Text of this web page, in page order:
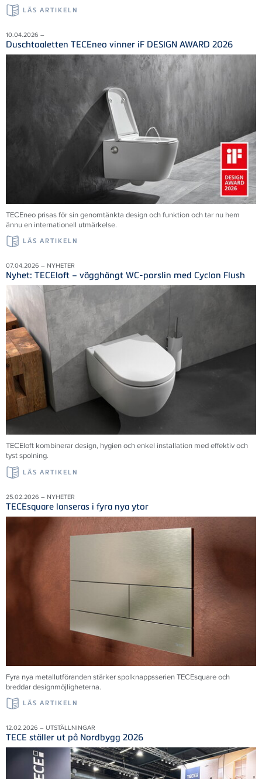
LÄS ARTIKELN
10.04.2026 –
Duschtoaletten TECEneo vinner iF DESIGN AWARD 2026
TECEneo prisas för sin genomtänkta design och funktion och tar nu hem
ännu en internationell utmärkelse.
LÄS ARTIKELN
07.04.2026 – NYHETER
Nyhet: TECEloft – vägghängt WC-porslin med Cyclon Flush
TECEloft kombinerar design, hygien och enkel installation med effektiv och
tyst spolning.
LÄS ARTIKELN
25.02.2026 – NYHETER
TECEsquare lanseras i fyra nya ytor
Fyra nya metallutföranden stärker spolknappsserien TECEsquare och
breddar designmöjligheterna.
LÄS ARTIKELN
12.02.2026 – UTSTÄLLNINGAR
TECE ställer ut på Nordbygg 2026